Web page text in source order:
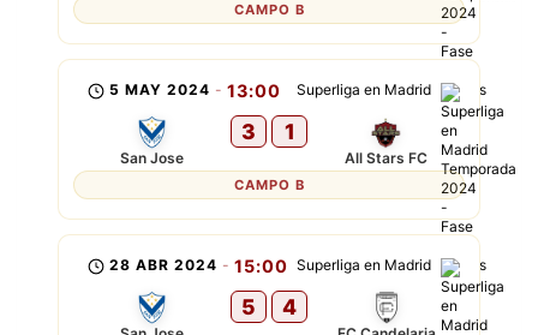
CAMPO B
Superliga en Madrid
5 MAY 2024 - 13:00
San Jose
3 1
All Stars FC
CAMPO B
Superliga en Madrid
28 ABR 2024 - 15:00
5 4